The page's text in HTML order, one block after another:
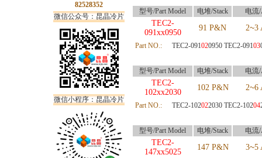
82528352
微信公众号：昆晶冷片
微信小程序：昆晶冷片
型号/Part Model 电堆/Stack 电流
TEC2-
091xx0950
91 P&N 2~3
Part NO.: TEC2-091020950 TEC2-09103
型号/Part Model 电堆/Stack 电流
TEC2-
102xx2030
102 P&N 2~6
Part NO.: TEC2-102022030 TEC2-10204
型号/Part Model 电堆/Stack 电流
TEC2-
147xx5025
147 P&N 3~5